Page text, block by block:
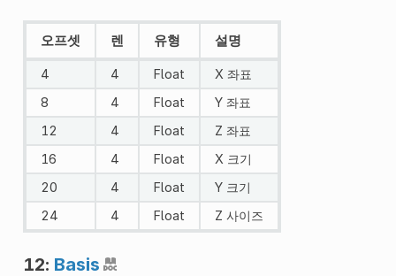
오프셋 렌 유형 설명
4 4 Float
X 좌표
8
4 Float
Y 좌표
12
4 Float
Z 좌표
16
4 Float
X 크기
20
4 Float
Y 크기
24
4 Float Z 사이즈
12: Basis